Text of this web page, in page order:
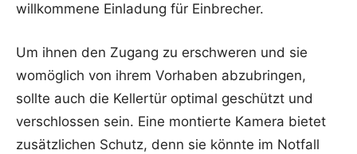
willkommene Einladung für Einbrecher.
Um ihnen den Zugang zu erschweren und sie
womöglich von ihrem Vorhaben abzubringen,
sollte auch die Kellertür optimal geschützt und
verschlossen sein. Eine montierte Kamera bietet
zusätzlichen Schutz, denn sie könnte im Notfall